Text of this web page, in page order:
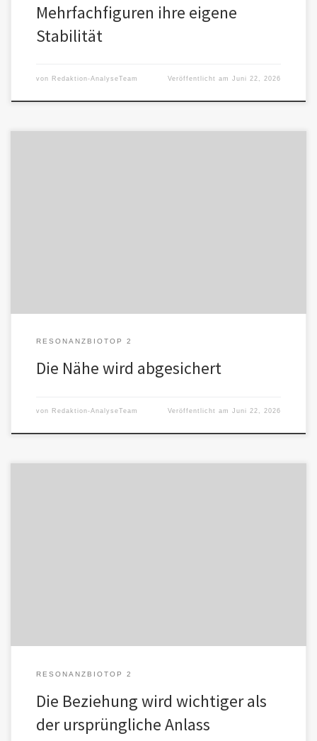
Mehrfachfiguren ihre eigene
Stabilität
von Redaktion-AnalyseTeam Veröffentlicht amJuni 22, 2026
RESONANZBIOTOP 2
Die Nähe wird abgesichert
von Redaktion-AnalyseTeam Veröffentlicht amJuni 22, 2026
RESONANZBIOTOP 2
Die Beziehung wird wichtiger als
der ursprüngliche Anlass